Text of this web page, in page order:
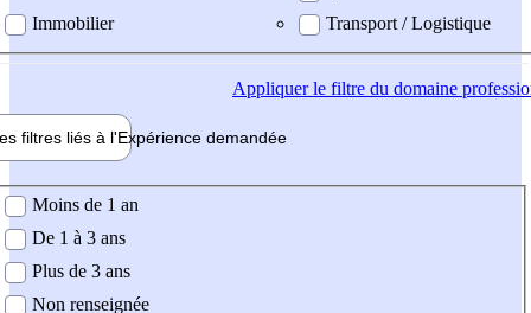
Immobilier
Transport / Logistique
Appliquerle filtre du domaine
filtres liés à l'Expérience demandée
demandée
Moins de 1 an
De 1 à 3 ans
Plus de 3 ans
Non renseignée